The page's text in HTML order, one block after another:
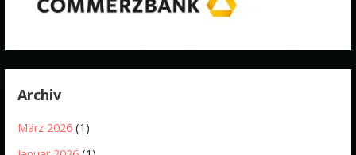
Archiv
März 2026 (1)